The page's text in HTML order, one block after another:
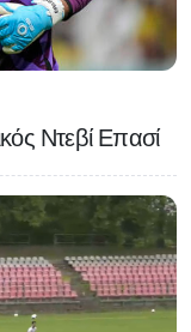
Ντεβί Επασί